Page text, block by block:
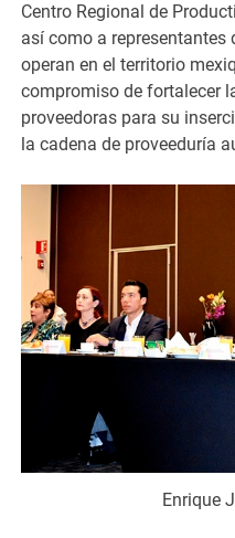
Centro Regional de
así como a
operan en el territorio
compromiso de fortalecer
proveedoras para su
la cadena de proveeduría
Enrique